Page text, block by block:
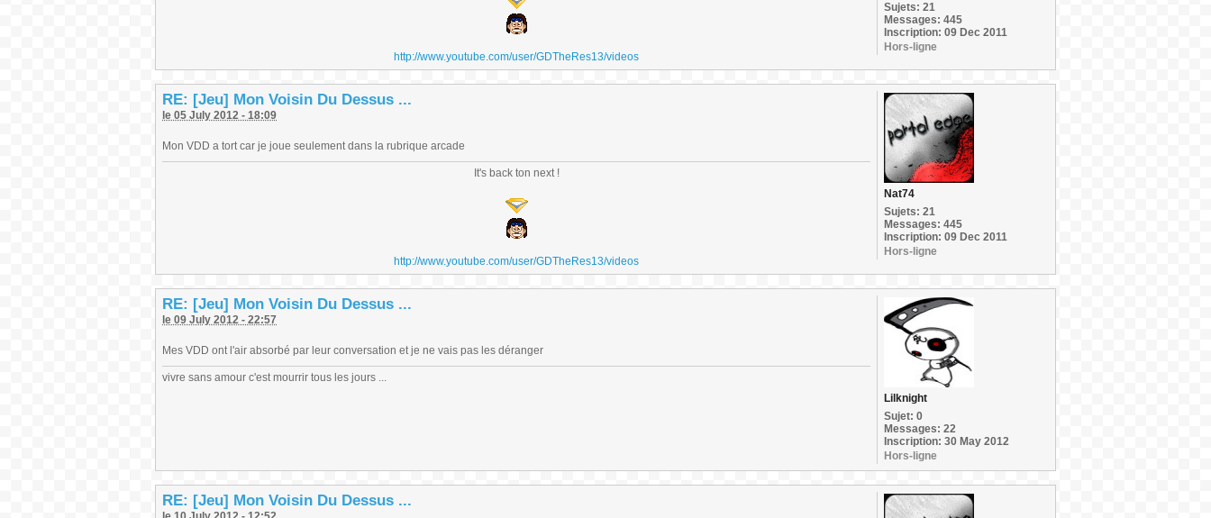
http://www.youtube.com/user/GDTheRes13/videos
Sujets: 21
Messages: 445
Inscription: 09 Dec 2011
Hors-ligne
RE: [Jeu] Mon Voisin Du Dessus ...
le 05 July 2012 - 18:09
Mon VDD a tort car je joue seulement dans la rubrique arcade
It's back ton next !
http://www.youtube.com/user/GDTheRes13/videos
Nat74
Sujets: 21
Messages: 445
Inscription: 09 Dec 2011
Hors-ligne
RE: [Jeu] Mon Voisin Du Dessus ...
le 09 July 2012 - 22:57
Mes VDD ont l'air absorbé par leur conversation et je ne vais pas les déranger
vivre sans amour c'est mourrir tous les jours ...
Lilknight
Sujet: 0
Messages: 22
Inscription: 30 May 2012
Hors-ligne
RE: [Jeu] Mon Voisin Du Dessus ...